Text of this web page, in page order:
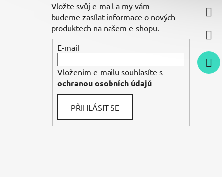
Vložte svůj e-mail a my vám
budeme zasílat informace o nových
produktech na našem e-shopu.
E-mail
Vložením e-mailu souhlasíte s
ochranou osobních údajů
PŘIHLÁSIT SE